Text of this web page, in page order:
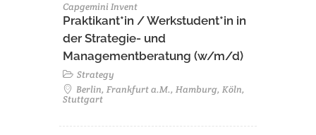
Capgemini Invent
Praktikant*in / Werkstudent*in in
der Strategie- und
Managementberatung (w/m/d)
Strategy
Berlin, Frankfurt a.M., Hamburg, Köln,
Stuttgart